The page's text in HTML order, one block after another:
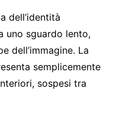
dell’identità
uno sguardo lento,
dell’immagine. La
semplicemente
sospesi tra